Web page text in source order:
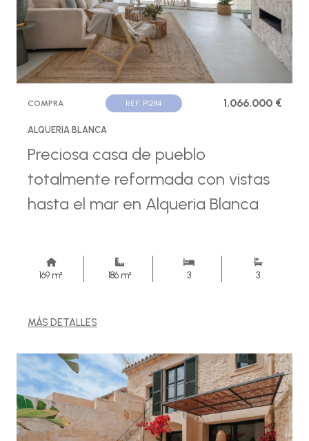
COMPRA REF. P1284 1.066.000 €
ALQUERIA BLANCA
Preciosa casa de pueblo
totalmente reformada con vistas
hasta el mar en Alqueria Blanca
169 m² 186 m² 3 3
MÁS DETALLES